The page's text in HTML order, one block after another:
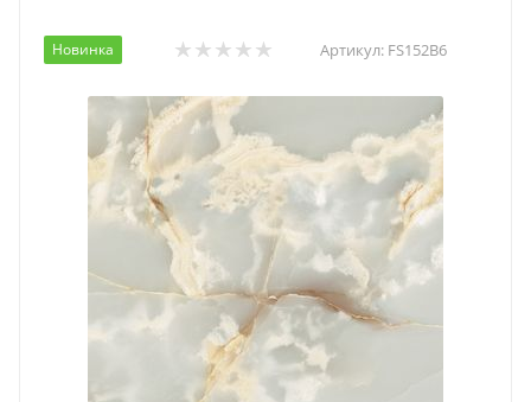
Новинка Артикул: FS152В6